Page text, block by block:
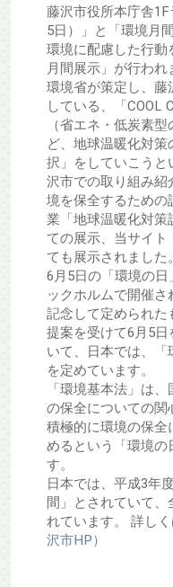
藤沢市役所本庁舎
5日）」と「環境月
環境に配慮した行
月間展示」が行われ
環境省が策定し、藤
している、「COOL
（省エネ・低炭素
ど、地球温暖化対
択」をしていこう
沢市での取り組み
境を保全するため
業「地球温暖化対
ての展示、当サイ
ても展示されました。
6月5日の「環境の日
ックホルムで開催
記念して定められ
提案を受けて6月5
いて、日本では、「
を定めています。
「環境基本法」は
の保全についての関
積極的に環境の保
めるという「環境の
す。
日本では、平成3年
間」とされていて
れています。 詳し
沢市HP）